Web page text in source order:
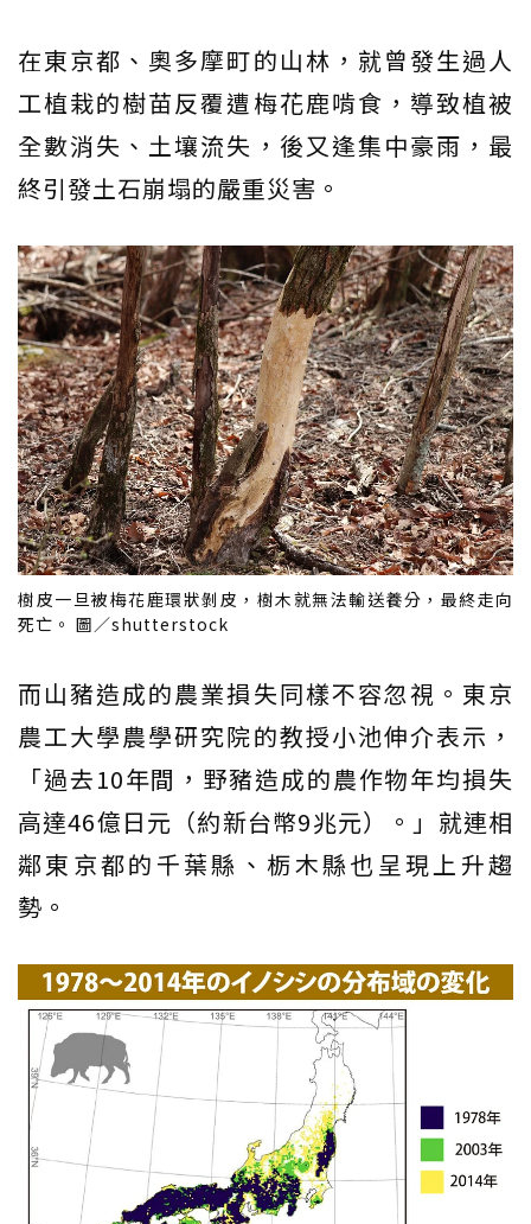
在東京都、奧多摩町的山林，就曾發生過人
工植栽的樹苗反覆遭梅花鹿啃食，導致植被
全數消失、土壤流失，後又逢集中豪雨，最
終引發土石崩塌的嚴重災害。
樹皮一旦被梅花鹿環狀剝皮，樹木就無法輸送養分，最終走向
死亡。 圖／shutterstock
而山豬造成的農業損失同樣不容忽視。東京
農工大學農學研究院的教授小池伸介表示，
「過去10年間，野豬造成的農作物年均損失
高達46億日元（約新台幣9兆元）。」就連相
鄰東京都的千葉縣、栃木縣也呈現上升趨
勢。